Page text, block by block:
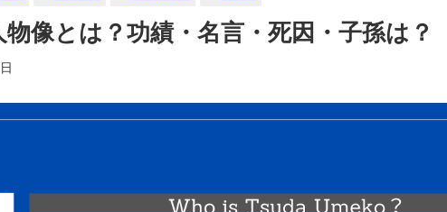
像とは？功績・名言・死因・子孫は？